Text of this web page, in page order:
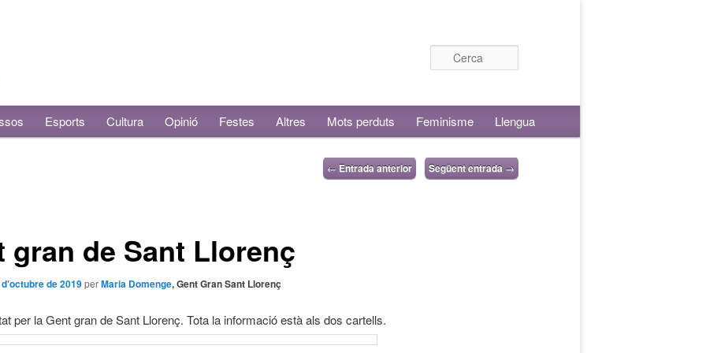
Esports Cultura Opinió Festes Altres Mots perduts Feminisme Llengua
← Entrada anterior Següent entrada →
gran de Sant Llorenç
de 2019perMaria Domenge, Gent Gran Sant Llorenç
per la Gent gran de Sant Llorenç. Tota la informació està als dos cartells.